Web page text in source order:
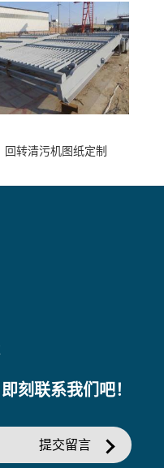
回转清污机图纸定制
即刻联系我们吧！
提交留言